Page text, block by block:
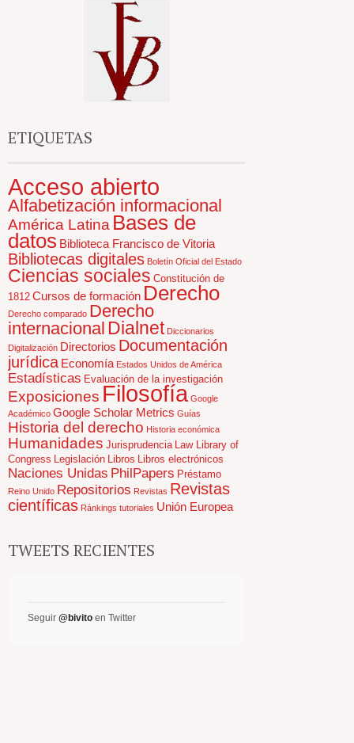
ETIQUETAS
Acceso abierto
Alfabetización informacional
América Latina Bases de
datos Biblioteca Francisco de Vitoria
Bibliotecas digitales Boletín Oficial del Estado
Ciencias sociales Constitución de
1812 Cursos de formación Derecho
Derecho comparado Derecho
internacional Dialnet Diccionarios
Digitalización Directorios Documentación
jurídica Economía Estados Unidos de América
Estadísticas Evaluación de la investigación
Exposiciones Filosofía Google
Académico Google Scholar Metrics Guías
Historia del derecho Historia económica
Humanidades Jurisprudencia Law Library of
Congress Legislación Libros Libros electrónicos
Naciones Unidas PhilPapers Préstamo
Reino Unido Repositorios Revistas Revistas
científicas Ránkings tutoriales Unión Europea
TWEETS RECIENTES
Seguir @bivito en Twitter